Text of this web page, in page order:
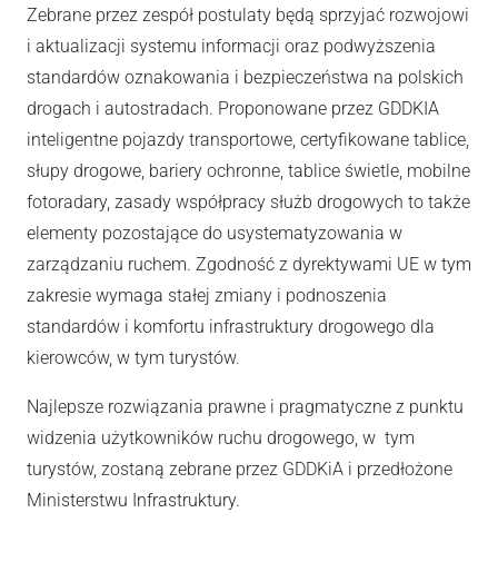
Zebrane przez zespół postulaty będą sprzyjać rozwojowi
i aktualizacji systemu informacji oraz podwyższenia
standardów oznakowania i bezpieczeństwa na polskich
drogach i autostradach. Proponowane przez GDDKIA
inteligentne pojazdy transportowe, certyfikowane tablice,
słupy drogowe, bariery ochronne, tablice świetle, mobilne
fotoradary, zasady współpracy służb drogowych to także
elementy pozostające do usystematyzowania w
zarządzaniu ruchem. Zgodność z dyrektywami UE w tym
zakresie wymaga stałej zmiany i podnoszenia
standardów i komfortu infrastruktury drogowego dla
kierowców, w tym turystów.
Najlepsze rozwiązania prawne i pragmatyczne z punktu
widzenia użytkowników ruchu drogowego, w tym
turystów, zostaną zebrane przez GDDKiA i przedłożone
Ministerstwu Infrastruktury.